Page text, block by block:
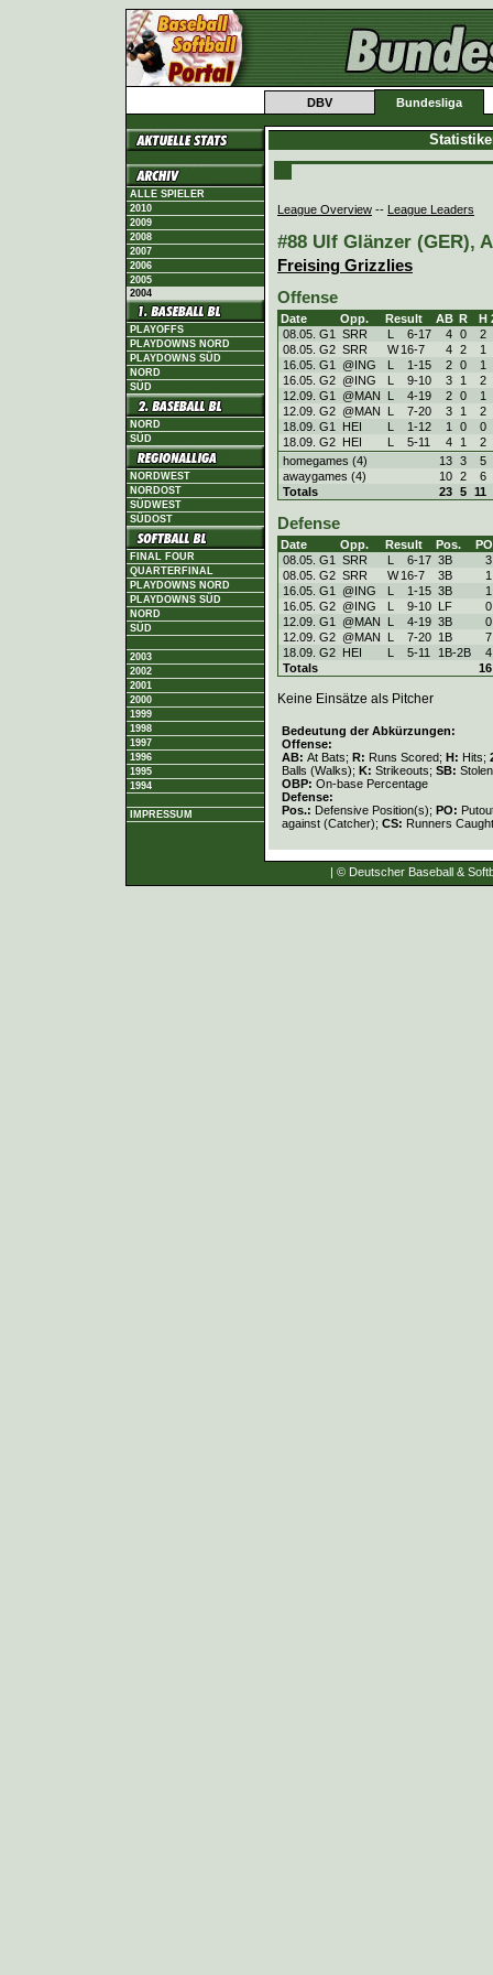
DBV Bundesliga
ALLE SPIELER
2010
2009
2008
2007
2006
2005
2004
PLAYOFFS
PLAYDOWNS NORD
PLAYDOWNS SÜD
NORD
SÜD
NORD
SÜD
NORDWEST
NORDOST
SÜDWEST
SÜDOST
FINAL FOUR
QUARTERFINAL
PLAYDOWNS NORD
PLAYDOWNS SÜD
NORD
SÜD
2003
2002
2001
2000
1999
1998
1997
1996
1995
1994
IMPRESSUM
League Overview -- League Leaders
#88 Ulf Glänzer (GER),
Freising Grizzlies
Offense
Date Opp. Result AB R H
08.05. G1
SRR L 6-17 4 0
2
08.05. G2 SRR W 16-7 4 2
1
16.05. G1
@ING L 1-15 2 0
1
16.05. G2 @ING L 9-10 3 1
2
12.09. G1
@MAN L 4-19 2 0
1
12.09. G2 @MAN L 7-20 3 1
2
18.09. G1
HEI L 1-12 1 0
0
18.09. G2 HEI L 5-11 4 1
2
homegames (4)
13 3
5
awaygames (4)
10 2
6
Totals
23 5 11
Defense
Date Opp. Result Pos.
PO
08.05. G1
SRR L 6-17 3B
3
08.05. G2 SRR W 16-7 3B
1
16.05. G1
@ING L 1-15 3B
1
16.05. G2 @ING L 9-10 LF
0
12.09. G1
@MAN L 4-19 3B
0
12.09. G2 @MAN L 7-20 1B
7
18.09. G2 HEI L 5-11 1B-2B
4
Totals
16
Keine Einsätze als Pitcher
Bedeutung der Abkürzungen:
Offense:
AB: At Bats; R: Runs Scored; H: Hits;
Balls (Walks); K: Strikeouts; SB:
OBP: On-base Percentage
Defense:
Pos.: Defensive Position(s); PO:
against (Catcher); CS: Runners
| © Deutscher Baseball &